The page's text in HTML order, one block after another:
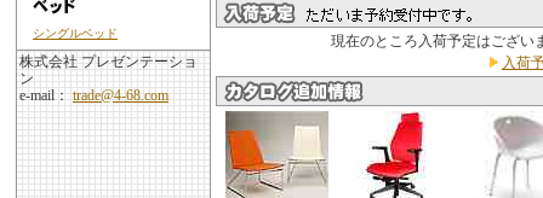
シングルベッド
株式会社 プレゼンテーショ
ン
e-mail：trade@4-68.com
現在のところ入荷予定はござい
入荷